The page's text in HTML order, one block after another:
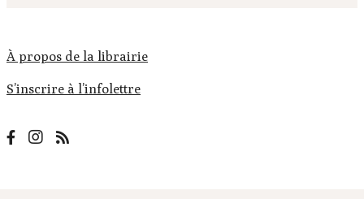
À propos de la librairie
S’inscrire à l’infolettre